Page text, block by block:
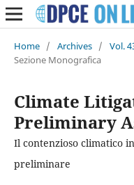
Home / Archives / Vol.
Sezione Monografica
Climate
Preliminary
Il contenzioso climatico
preliminare